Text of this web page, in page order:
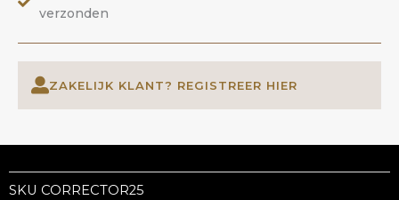
verzonden
ZAKELIJK KLANT? REGISTREER HIER
SKU CORRECTOR25